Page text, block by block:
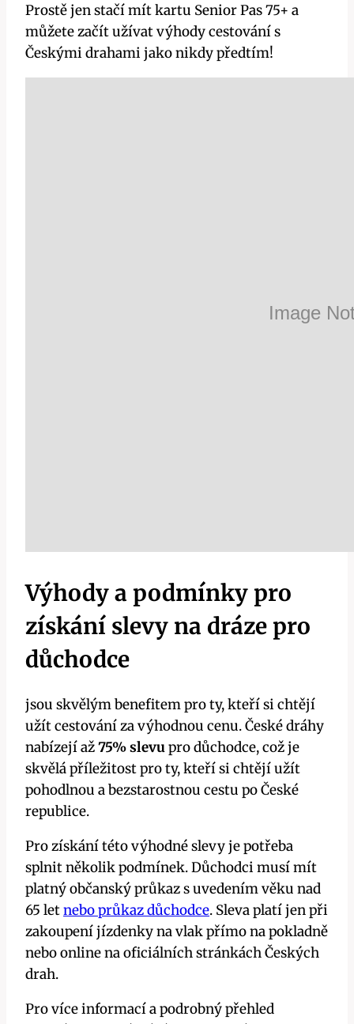
Prostě jen stačí mít kartu Senior Pas 75+ a
můžete začít užívat výhody cestování s
Českými drahami jako nikdy předtím!
Výhody a podmínky pro
získání slevy na dráze pro
důchodce
jsou skvělým benefitem pro ty, kteří si chtějí
užít cestování za výhodnou cenu. České dráhy
nabízejí až75% slevupro důchodce, což je
skvělá příležitost pro ty, kteří si chtějí užít
pohodlnou a bezstarostnou cestu po České
republice.
Pro získání této výhodné slevy je potřeba
splnit několik podmínek. Důchodci musí mít
platný občanský průkaz s uvedením věku nad
65 letnebo průkaz důchodce. Sleva platí jen při
zakoupení jízdenky na vlak přímo na pokladně
nebo online na oficiálních stránkách Českých
drah.
Pro více informací a podrobný přehled